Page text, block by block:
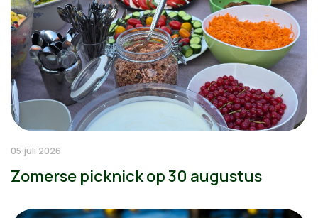
05 juli 2026
Zomerse picknick op 30 augustus